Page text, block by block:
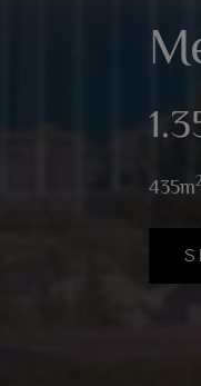
435m